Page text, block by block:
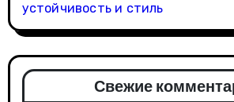
устойчивость и стиль
Свежие